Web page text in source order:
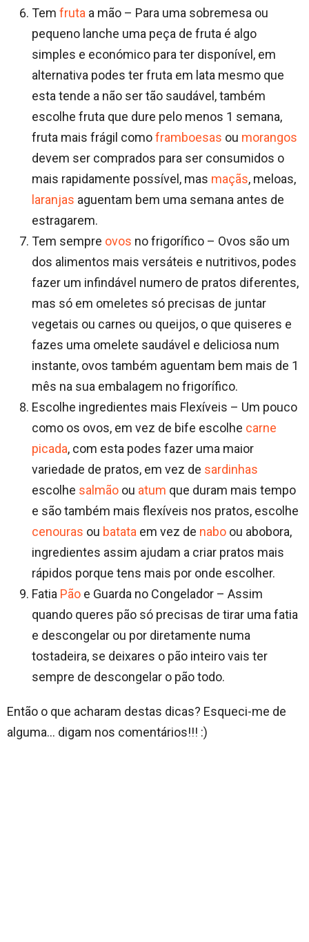
Tem fruta a mão – Para uma sobremesa ou
pequeno lanche uma peça de fruta é algo
simples e económico para ter disponível, em
alternativa podes ter fruta em lata mesmo que
esta tende a não ser tão saudável, também
escolhe fruta que dure pelo menos 1 semana,
fruta mais frágil comoframboesas ou morangos
devem ser comprados para ser consumidos o
mais rapidamente possível, mas maçãs, meloas,
laranjas aguentam bem uma semana antes de
estragarem.
Tem sempre ovos no frigorífico – Ovos são um
dos alimentos mais versáteis e nutritivos, podes
fazer um infindável numero de pratos diferentes,
mas só em omeletes só precisas de juntar
vegetais ou carnes ou queijos, o que quiseres e
fazes uma omelete saudável e deliciosa num
instante, ovos também aguentam bem mais de 1
mês na sua embalagem no frigorífico.
Escolhe ingredientes mais Flexíveis – Um pouco
como os ovos, em vez de bife escolhe carne
picada, com esta podes fazer uma maior
variedade de pratos, em vez de sardinhas
escolhe salmão ou atum que duram mais tempo
e são também mais flexíveis nos pratos, escolhe
cenouras ou batata em vez de nabo ou abobora,
ingredientes assim ajudam a criar pratos mais
rápidos porque tens mais por onde escolher.
Fatia Pão e Guarda no Congelador – Assim
quando queres pão só precisas de tirar uma fatia
e descongelar ou por diretamente numa
tostadeira, se deixares o pão inteiro vais ter
sempre de descongelar o pão todo.
Então o que acharam destas dicas? Esqueci-me de
alguma… digam nos comentários!!! :)